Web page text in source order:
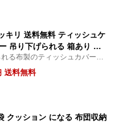
キリ 送料無料 ティッシュケ
吊り下げられる 箱あり 箱
バー 壁掛け 吊り下げ 布製
る布製のティッシュカバー。
しティッシュに対応していま
送料無料
クッション になる 布団収納